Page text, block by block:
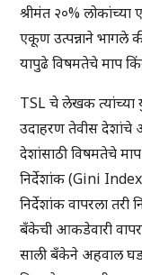
श्रीमंत २०% लोकांच्या
एकूण उत्पन्नाने भागले
यापुढे विषमतेचे माप
TSL चे लेखक त्यांच्या
उदाहरण तेवीस देशांचे
देशांसाठी विषमतेचे
निर्देशांक (Gini
निर्देशांक वापरला
बँकेची आकडेवारी
साली बँकेने अहवाल